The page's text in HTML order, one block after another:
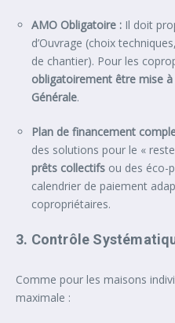
AMO Obligatoire : Il doit
d’Ouvrage (choix
de chantier). Pour les
obligatoirement être mise à
Générale.
Plan de financement
des solutions pour le «
prêts collectifs ou des éco-
calendrier de paiement
copropriétaires.
3. Contrôle
Comme pour les maisons
maximale :